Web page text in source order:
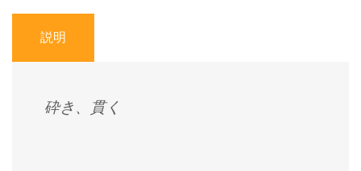
説明
砕き、貫く